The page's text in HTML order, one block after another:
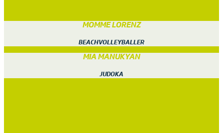
MOMME LORENZ
BEACHVOLLEYBALLER
MIA MANUKYAN
JUDOKA